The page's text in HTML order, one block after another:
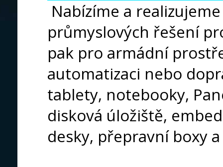
Nabízíme a
průmyslových řešení
pak pro armádní
automatizaci nebo
tablety, notebooky,
disková úložiště,
desky, přepravní boxy